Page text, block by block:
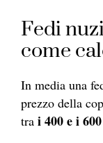
Fedi
come
In media una
prezzo della
tra i 400 e i